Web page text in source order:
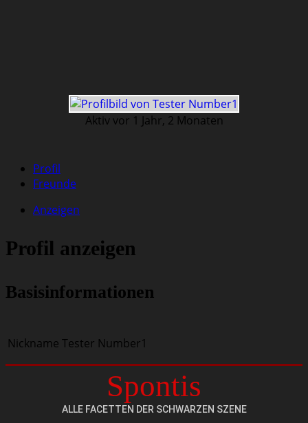
Aktiv vor 1 Jahr, 2 Monaten
Profil
Freunde
Anzeigen
Profil anzeigen
Basisinformationen
Nickname Tester Number1
Spontis
ALLE FACETTEN DER SCHWARZEN SZENE